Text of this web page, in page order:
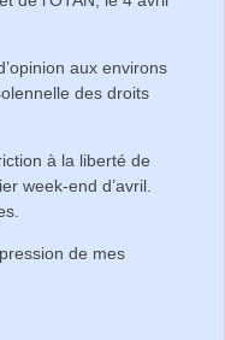
aux environs
des droits
à la liberté de
week-end d’avril.
de mes